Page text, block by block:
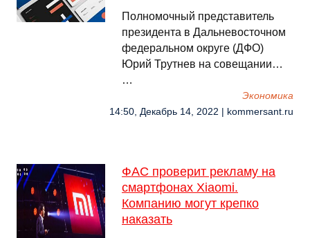
Полномочный представитель
президента в Дальневосточном
федеральном округе (ДФО)
Юрий Трутнев на совещании…
…
Экономика
14:50, Декабрь 14, 2022 | kommersant.ru
ФАС проверит рекламу на
смартфонах Xiaomi.
Компанию могут крепко
наказать